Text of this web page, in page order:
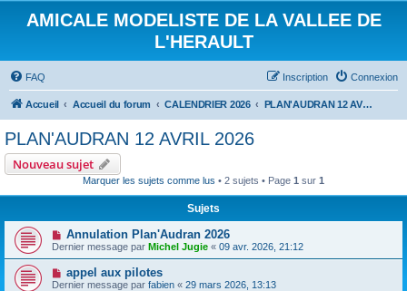
AMICALE MODELISTE DE LA VALLEE DE
L'HERAULT
FAQ Connexion
Inscription
Accueil Accueil du forum CALENDRIER 2026 PLAN'AUDRAN 12 AVRIL 2026
PLAN'AUDRAN 12 AVRIL 2026
Nouveau sujet
Marquer les sujets comme lus • 2 sujets • Page 1 sur 1
Sujets
Annulation Plan'Audran 2026
Dernier message par Michel Jugie « 09 avr. 2026, 21:12
appel aux pilotes
Dernier message par fabien « 29 mars 2026, 13:13